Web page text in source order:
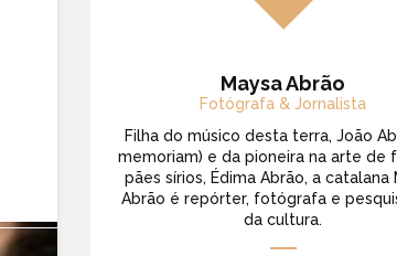
Maysa Abrão
Fotógrafa & Jornalista
Filha do músico desta terra, João
memoriam) e da pioneira na arte de
pães sírios, Édima Abrão, a catalana
Abrão é repórter, fotógrafa e
da cultura.